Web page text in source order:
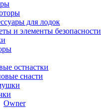
для лодок
и элементы безопасности
остнастки
снасти
Owner